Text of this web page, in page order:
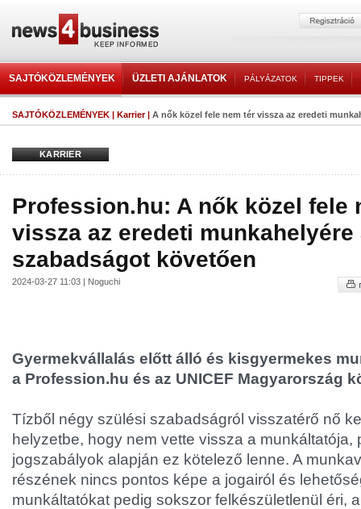
SAJTÓKÖZLEMÉNYEK ÜZLETI AJÁNLATOK PÁLYÁZATOK TIPPEK
SAJTÓKÖZLEMÉNYEK | Karrier| A nők közel fele nem tér vissza az eredeti
KARRIER
Profession.hu: A nők közel fele
vissza az eredeti
szabadságot követően
2024-03-27 11:03 | Noguchi
Gyermekvállalás előtt álló és kisgyermekes
a Profession.hu és az UNICEF Magyarország
Tízből négy szülési szabadságról visszatérő nő
helyzetbe, hogy nem vette vissza a munkáltatója,
jogszabályok alapján ez kötelező lenne. A
részének nincs pontos képe a jogairól és
munkáltatókat pedig sokszor felkészületlenül éri,